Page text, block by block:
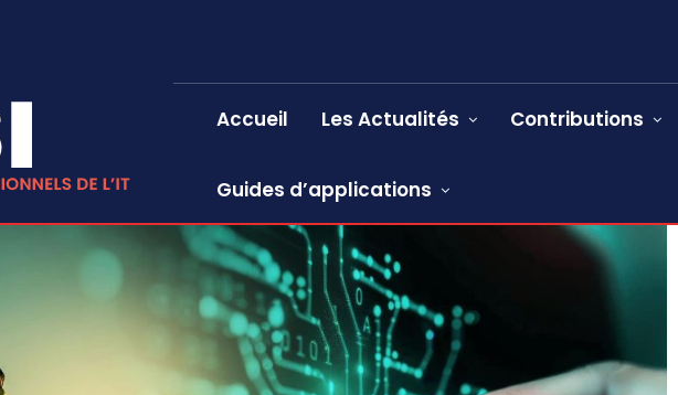
Accueil Les Actualités Contributions
Guides d’applications